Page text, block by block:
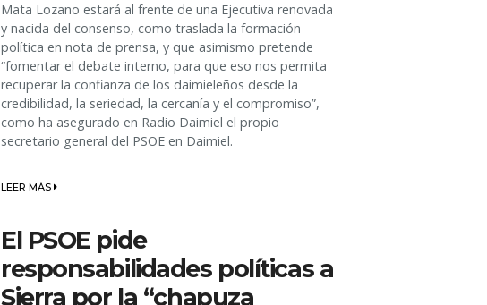
Mata Lozano estará al frente de una Ejecutiva renovada
y nacida del consenso, como traslada la formación
política en nota de prensa, y que asimismo pretende
“fomentar el debate interno, para que eso nos permita
recuperar la confianza de los daimieleños desde la
credibilidad, la seriedad, la cercanía y el compromiso”,
como ha asegurado en Radio Daimiel el propio
secretario general del PSOE en Daimiel.
LEER MÁS
El PSOE pide
responsabilidades políticas a
Sierra por la “chapuza